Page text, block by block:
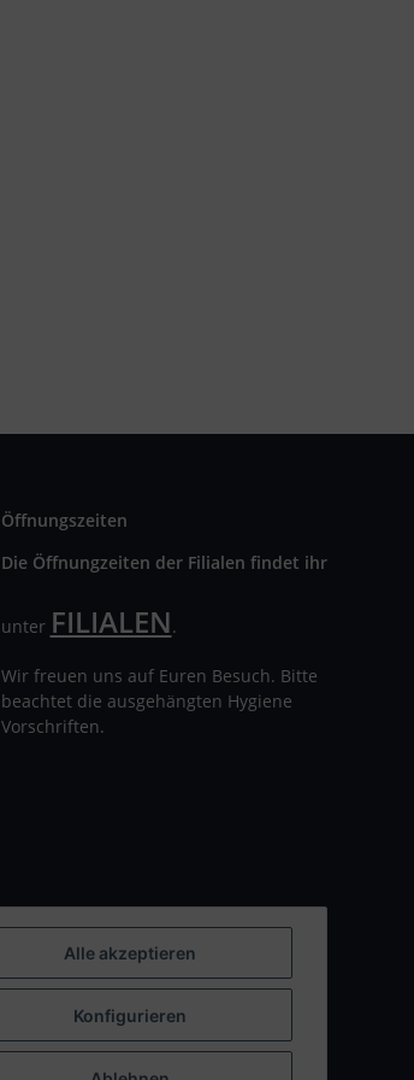
Öffnungszeiten
Die Öffnungzeiten der Filialen findet ihr
unter FILIALEN.
Wir freuen uns auf Euren Besuch. Bitte
beachtet die ausgehängten Hygiene
Vorschriften.
Alle akzeptieren
Konfigurieren